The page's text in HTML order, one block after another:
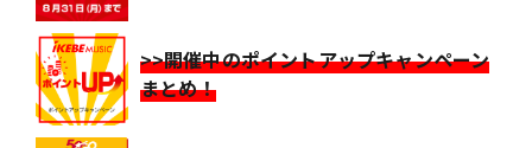
>>開催中のポイントアップキャンペーン
まとめ！